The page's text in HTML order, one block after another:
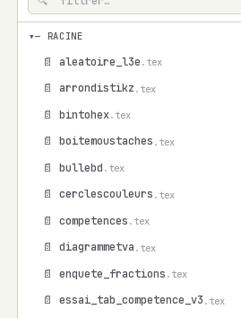
▾— RACINE
📄 aleatoire_l3e .tex
📄 arrondistikz .tex
📄 bintohex.tex
📄 boitemoustaches .tex
📄 bullebd .tex
📄 cerclescouleurs .tex
📄 competences .tex
📄 diagrammetva .tex
📄 enquete_fractions .tex
📄 essai_tab_competence_v3 .tex